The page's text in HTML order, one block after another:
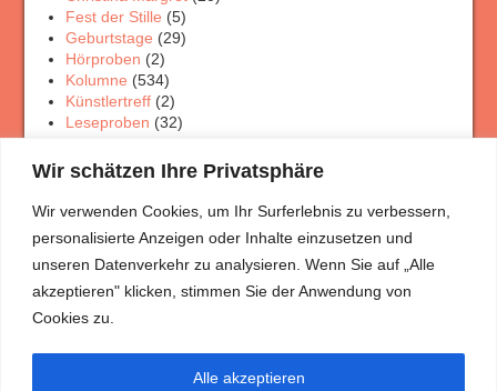
Wir schätzen Ihre Privatsphäre
Wir verwenden Cookies, um Ihr Surferlebnis zu verbessern,
personalisierte Anzeigen oder Inhalte einzusetzen und
unseren Datenverkehr zu analysieren. Wenn Sie auf „Alle
akzeptieren" klicken, stimmen Sie der Anwendung von
Cookies zu.
Alle akzeptieren
Fest der Stille (5)
Geburtstage (29)
Hörproben (2)
Kolumne (534)
Künstlertreff(2)
Leseproben (32)
Porträt Rätsel (12)
Theaterschaffen(3)
Wanderungen(5)
Meist gelesen
Mitja und die Mützen